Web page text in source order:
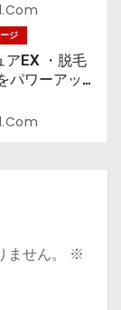
ジ
アEX ・脱毛
パワーアップ
編
せん。
※